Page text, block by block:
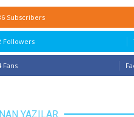
Subscribers
Followers
Fans
YAZILAR